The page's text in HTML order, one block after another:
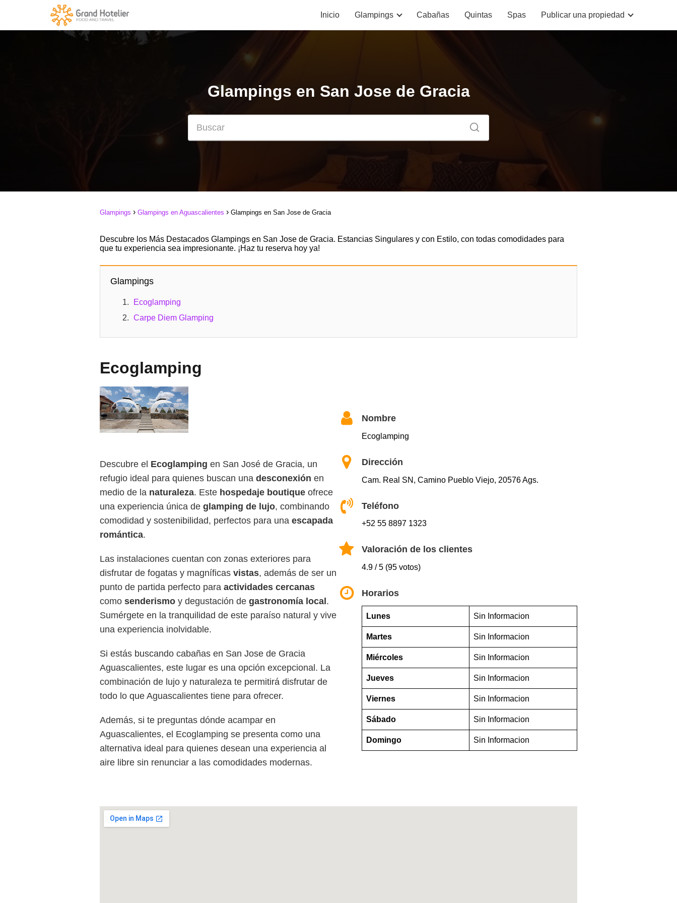
Inicio Glampings Cabañas Quintas Spas Publicar una propiedad
Glampings en San Jose de Gracia
Glampings Glampings en Aguascalientes Glampings en San Jose de Gracia
Descubre los Más Destacados Glampings en San Jose de Gracia. Estancias Singulares y con Estilo, con todas comodidades para
que tu experiencia sea impresionante. ¡Haz tu reserva hoy ya!
Glampings
Ecoglamping
Carpe Diem Glamping
Ecoglamping
Descubre el Ecoglamping en San José de Gracia, un
refugio ideal para quienes buscan una desconexión en
medio de la naturaleza. Este hospedaje boutique ofrece
una experiencia única de glamping de lujo, combinando
comodidad y sostenibilidad, perfectos para una escapada
romántica.
Las instalaciones cuentan con zonas exteriores para
disfrutar de fogatas y magníficas vistas, además de ser un
punto de partida perfecto para actividades cercanas
como senderismo y degustación de gastronomía local .
Sumérgete en la tranquilidad de este paraíso natural y vive
una experiencia inolvidable.
Si estás buscando cabañas en San Jose de Gracia
Aguascalientes, este lugar es una opción excepcional. La
combinación de lujo y naturaleza te permitirá disfrutar de
todo lo que Aguascalientes tiene para ofrecer.
Además, si te preguntas dónde acampar en
Aguascalientes, el Ecoglamping se presenta como una
alternativa ideal para quienes desean una experiencia al
aire libre sin renunciar a las comodidades modernas.
Nombre
Ecoglamping
Dirección
Cam. Real SN, Camino Pueblo Viejo, 20576 Ags.
Teléfono
+52 55 8897 1323
Valoración de los clientes
4.9 / 5 (95 votos)
Horarios
Lunes Sin Informacion
Martes Sin Informacion
Miércoles Sin Informacion
Jueves Sin Informacion
Viernes Sin Informacion
Sábado Sin Informacion
Domingo Sin Informacion